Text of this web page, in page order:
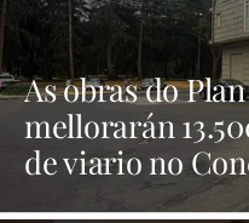
As obras do
mellorarán
de viario no